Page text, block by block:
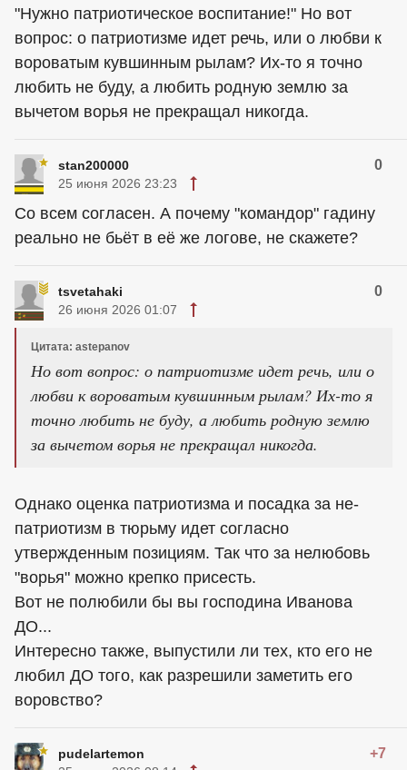
"Нужно патриотическое воспитание!" Но вот
вопрос: о патриотизме идет речь, или о любви к
вороватым кувшинным рылам? Их-то я точно
любить не буду, а любить родную землю за
вычетом ворья не прекращал никогда.
stan200000 0
25 июня 2026 23:23
Со всем согласен. А почему "командор" гадину
реально не бьёт в её же логове, не скажете?
tsvetahaki 0
26 июня 2026 01:07
Цитата: astepanov
Но вот вопрос: о патриотизме идет речь, или о
любви к вороватым кувшинным рылам? Их-то я
точно любить не буду, а любить родную землю
за вычетом ворья не прекращал никогда.
Однако оценка патриотизма и посадка за не-
патриотизм в тюрьму идет согласно
утвержденным позициям. Так что за нелюбовь
"ворья" можно крепко присесть.
Вот не полюбили бы вы господина Иванова
ДО...
Интересно также, выпустили ли тех, кто его не
любил ДО того, как разрешили заметить его
воровство?
pudelartemon +7